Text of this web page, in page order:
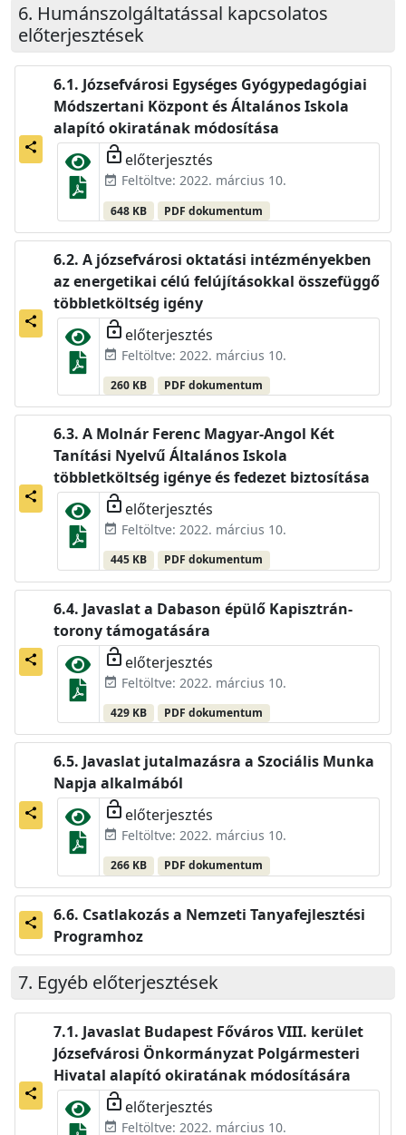
Humánszolgáltatással kapcsolatos
előterjesztések
share
Józsefvárosi Egységes Gyógypedagógiai
Módszertani Központ és Általános Iskola
alapító okiratának módosítása
lock_open előterjesztés
event_available Feltöltve: 2022. március 10.
648 KB PDF dokumentum
share
A józsefvárosi oktatási intézményekben
az energetikai célú felújításokkal összefüggő
többletköltség igény
lock_open előterjesztés
event_available Feltöltve: 2022. március 10.
260 KB PDF dokumentum
share
A Molnár Ferenc Magyar-Angol Két
Tanítási Nyelvű Általános Iskola
többletköltség igénye és fedezet biztosítása
lock_open előterjesztés
event_available Feltöltve: 2022. március 10.
445 KB PDF dokumentum
share
Javaslat a Dabason épülő Kapisztrán-
torony támogatására
lock_open előterjesztés
event_available Feltöltve: 2022. március 10.
429 KB PDF dokumentum
share
Javaslat jutalmazásra a Szociális Munka
Napja alkalmából
lock_open előterjesztés
event_available Feltöltve: 2022. március 10.
266 KB PDF dokumentum
share
Csatlakozás a Nemzeti Tanyafejlesztési
Programhoz
Egyéb előterjesztések
share
Javaslat Budapest Főváros VIII. kerület
Józsefvárosi Önkormányzat Polgármesteri
Hivatal alapító okiratának módosítására
lock_open előterjesztés
event_available Feltöltve: 2022. március 10.